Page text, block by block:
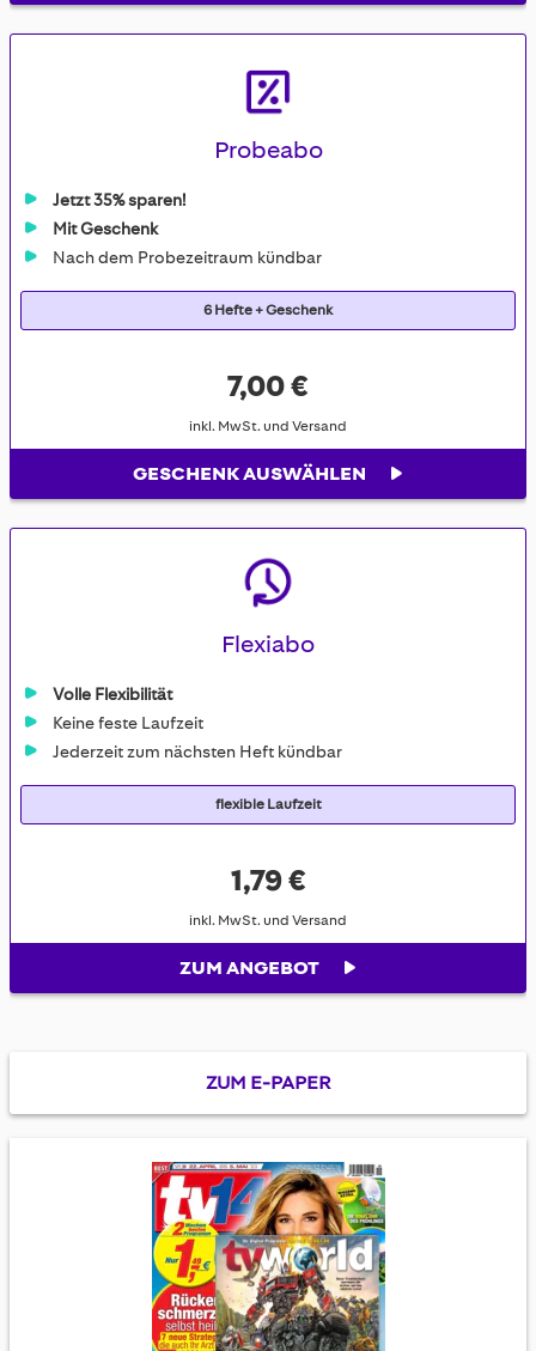
Probeabo
Jetzt 35% sparen!
Mit Geschenk
Nach dem Probezeitraum kündbar
6 Hefte + Geschenk
7,00 €
inkl. MwSt. und Versand
GESCHENK AUSWÄHLEN
Flexiabo
Volle Flexibilität
Keine feste Laufzeit
Jederzeit zum nächsten Heft kündbar
flexible Laufzeit
1,79 €
inkl. MwSt. und Versand
ZUM ANGEBOT
ZUM E-PAPER